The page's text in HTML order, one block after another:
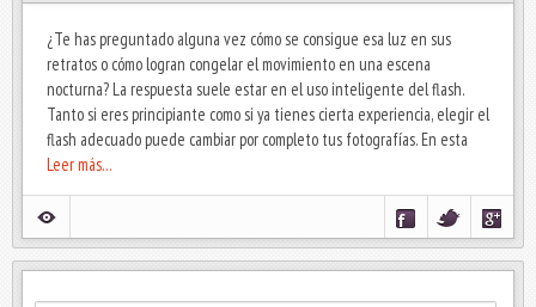
¿Te has preguntado alguna vez cómo se consigue esa luz en sus
retratos o cómo logran congelar el movimiento en una escena
nocturna? La respuesta suele estar en el uso inteligente del flash.
Tanto si eres principiante como si ya tienes cierta experiencia, elegir el
flash adecuado puede cambiar por completo tus fotografías. En esta
Leer más…